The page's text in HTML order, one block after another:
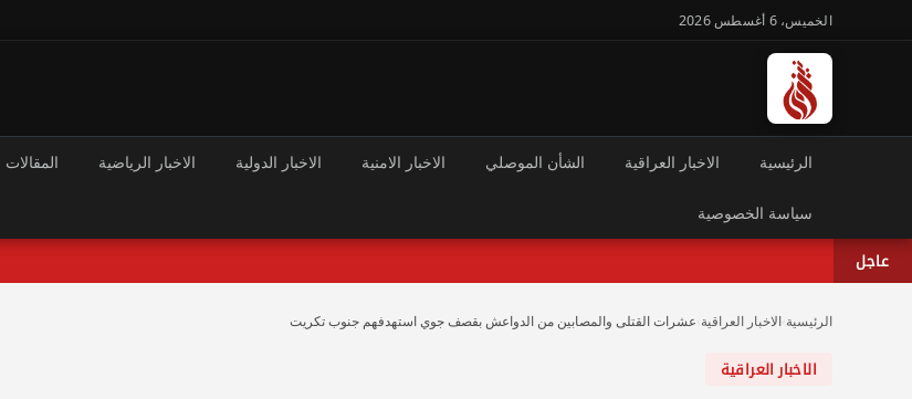
الخميس، 6 أغسطس 2026
الرئيسية الاخبار العراقية الشأن الموصلي الاخبار الامنية الاخبار الدولية الاخبار الرياضية المقالات
سياسة الخصوصية
عاجل
الرئيسية الاخبار العراقية عشرات القتلى والمصابين من الدواعش بقصف جوي استهدفهم جنوب تكريت
الاخبار العراقية